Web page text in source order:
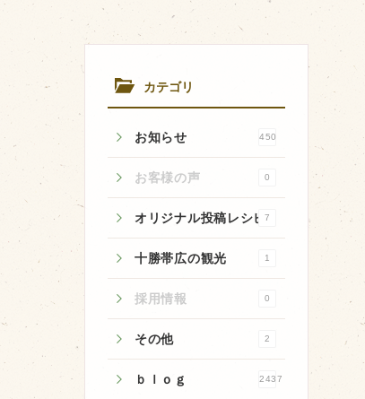
カテゴリ
お知らせ 450
お客様の声 0
オリジナル投稿レシピ7
十勝帯広の観光 1
採用情報 0
その他 2
ｂｌｏｇ 2437
PV動画
イベント一覧
牧場のご紹介
飼育している牛について